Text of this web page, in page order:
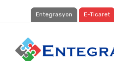
Entegrasyon E-Ticaret